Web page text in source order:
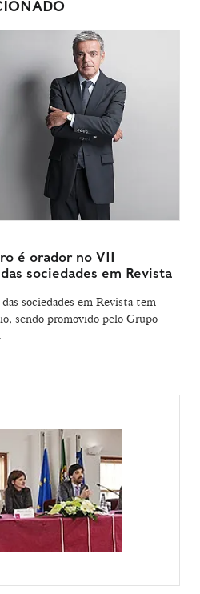
é orador no VII
sociedades em Revista
sociedades em Revista tem
sendo promovido pelo Grupo